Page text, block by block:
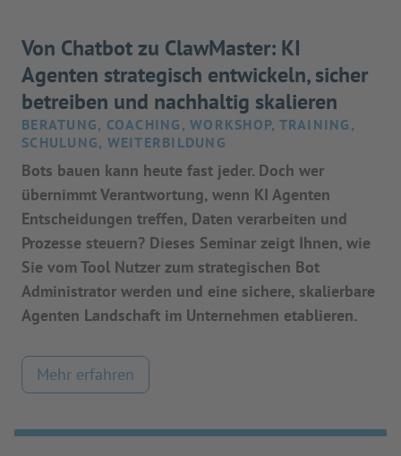
Von Chatbot zu ClawMaster: KI
Agenten strategisch entwickeln, sicher
betreiben und nachhaltig skalieren
BERATUNG, COACHING, WORKSHOP, TRAINING,
SCHULUNG, WEITERBILDUNG
Bots bauen kann heute fast jeder. Doch wer
übernimmt Verantwortung, wenn KI Agenten
Entscheidungen treffen, Daten verarbeiten und
Prozesse steuern? Dieses Seminar zeigt Ihnen, wie
Sie vom Tool Nutzer zum strategischen Bot
Administrator werden und eine sichere, skalierbare
Agenten Landschaft im Unternehmen etablieren.
Mehr erfahren